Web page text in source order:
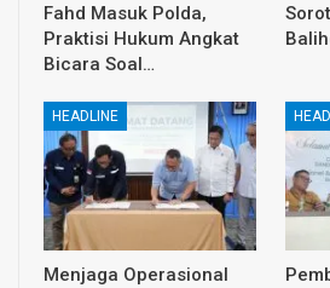
Fahd Masuk Polda,
Praktisi Hukum Angkat
Bicara Soal…
HEADLINE
Menjaga Operasional